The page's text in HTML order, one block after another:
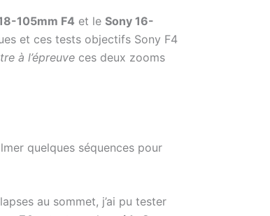
105mm F4 et le Sony 16-
et ces tests objectifs Sony F4
à l’épreuve ces deux zooms
quelques séquences pour
au sommet, j’ai pu tester